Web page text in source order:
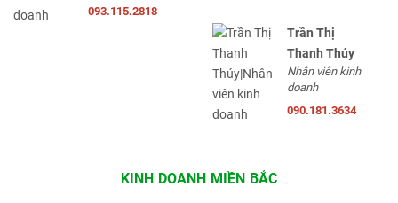
093.115.2818
Trần Thị
Thanh Thúy
Nhân viên kinh
doanh
090.181.3634
KINH DOANH MIỀN BẮC